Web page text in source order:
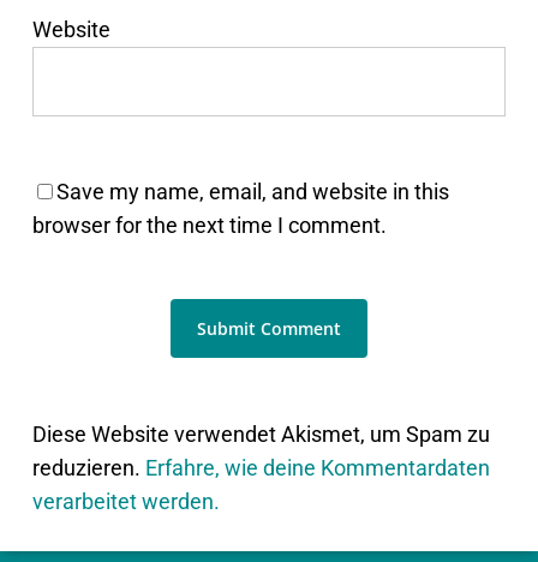
Website
Save my name, email, and website in this
browser for the next time I comment.
Diese Website verwendet Akismet, um Spam zu
reduzieren. Erfahre, wie deine Kommentardaten
verarbeitet werden.